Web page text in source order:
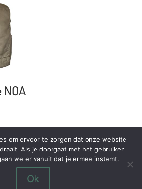
NOA
om ervoor te zorgen dat onze website
Als je doorgaat met het gebruiken
we er vanuit dat je ermee instemt.
Ok